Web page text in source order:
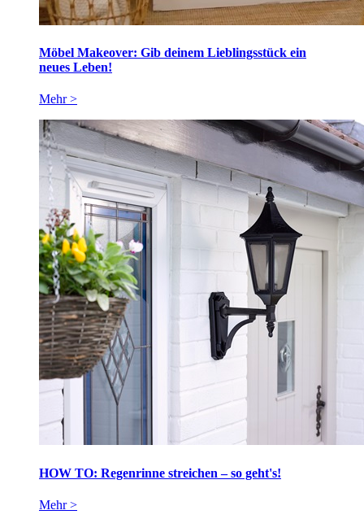
Möbel Makeover: Gib deinem Lieblingsstück ein
neues Leben!
Mehr >
HOW TO: Regenrinne streichen – so geht's!
Mehr >